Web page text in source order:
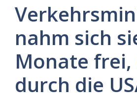
nahm sich
Monate frei,
durch die